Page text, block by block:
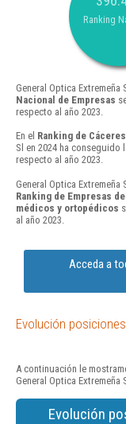
Ranking
General Optica
Nacional de Empresas
respecto al año 2023.
En el Ranking de Cáceres
Sl en 2024 ha
respecto al año 2023.
General Optica Extremeña
Ranking de Empresas
médicos y ortopédicos
al año 2023.
Acceda a
Evolución
A continuación le
General Optica
Evolución